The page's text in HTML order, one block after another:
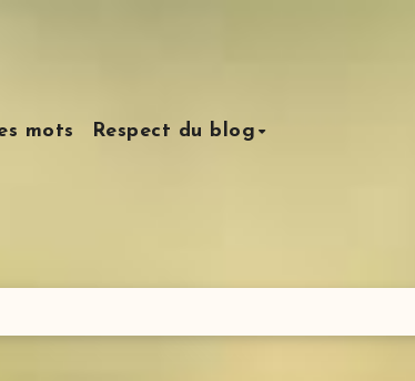
mots Respect du blog